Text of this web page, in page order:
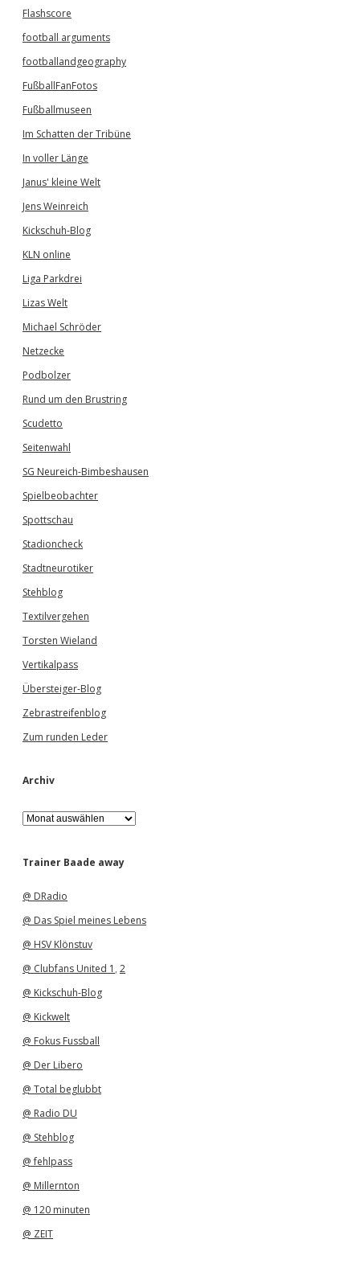
Flashscore
football arguments
footballandgeography
FußballFanFotos
Fußballmuseen
Im Schatten der Tribüne
In voller Länge
Janus' kleine Welt
Jens Weinreich
Kickschuh-Blog
KLN online
Liga Parkdrei
Lizas Welt
Michael Schröder
Netzecke
Podbolzer
Rund um den Brustring
Scudetto
Seitenwahl
SG Neureich-Bimbeshausen
Spielbeobachter
Spottschau
Stadioncheck
Stadtneurotiker
Stehblog
Textilvergehen
Torsten Wieland
Vertikalpass
Übersteiger-Blog
Zebrastreifenblog
Zum runden Leder
Archiv
A
r
h
Trainer Baade away
@ DRadio
@ Das Spiel meines Lebens
@ HSV Klönstuv
@ Clubfans United 1 , 2
@ Kickschuh-Blog
@ Kickwelt
@ Fokus Fussball
@ Der Libero
@ Total beglubbt
@ Radio DU
@ Stehblog
@ fehlpass
@ Millernton
@ 120 minuten
@ ZEIT